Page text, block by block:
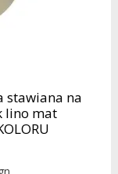
stawiana na
lino mat